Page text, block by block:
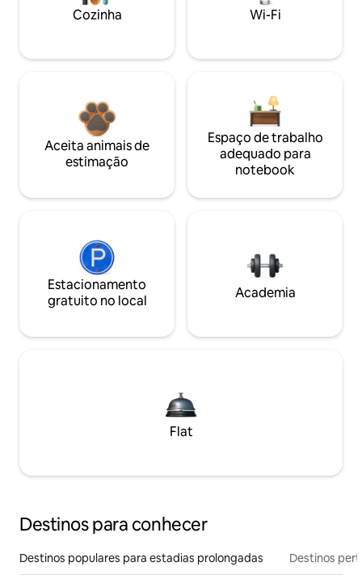
Cozinha Wi-Fi
Aceita animais de
estimação
Espaço de trabalho
adequado para
notebook
Estacionamento
gratuito no local
Academia
Flat
Destinos para conhecer
Destinos populares para estadias prolongadas Destinos